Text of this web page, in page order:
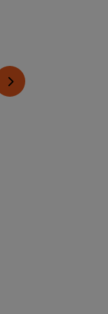
nächstes Element